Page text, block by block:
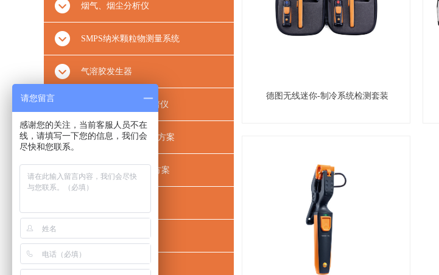
德图无线迷你-制冷系统检测套装
烟气、烟尘分析仪
SMPS纳米颗粒物测量系统
气溶胶发生器
粒径谱仪/气溶胶光谱仪
滤材滤料及口罩测试方案
VOCs分析测试解决方案
烟气汞测试方案
红外热像仪
请您留言
感谢您的关注，当前客服人员不在
线，请填写一下您的信息，我们会
尽快和您联系。